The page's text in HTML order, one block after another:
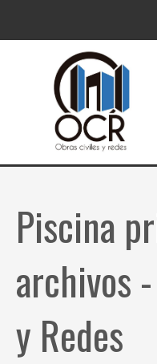
Piscina
archivos
y Redes